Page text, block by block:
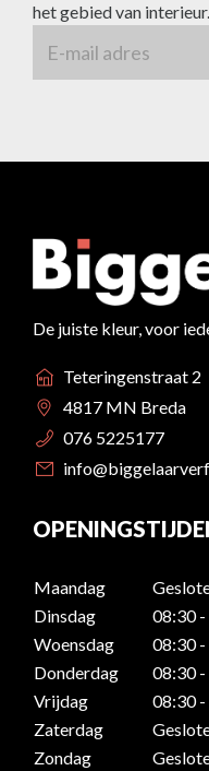
het gebied van interieur.
De juiste kleur, voor
Teteringenstraat 2
4817 MN Breda
076 5225177
Maandag
Dinsdag
08:30
Woensdag
08:30
Donderdag
08:30
Vrijdag
08:30
Zaterdag
Zondag